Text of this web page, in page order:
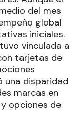
del mes
global
iniciales.
vinculada a
tarjetas de
una disparidad
marcas en
opciones de